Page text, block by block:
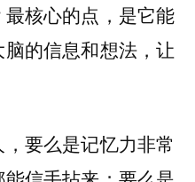
核心的点，是它能
的信息和想法，让
要么是记忆力非常